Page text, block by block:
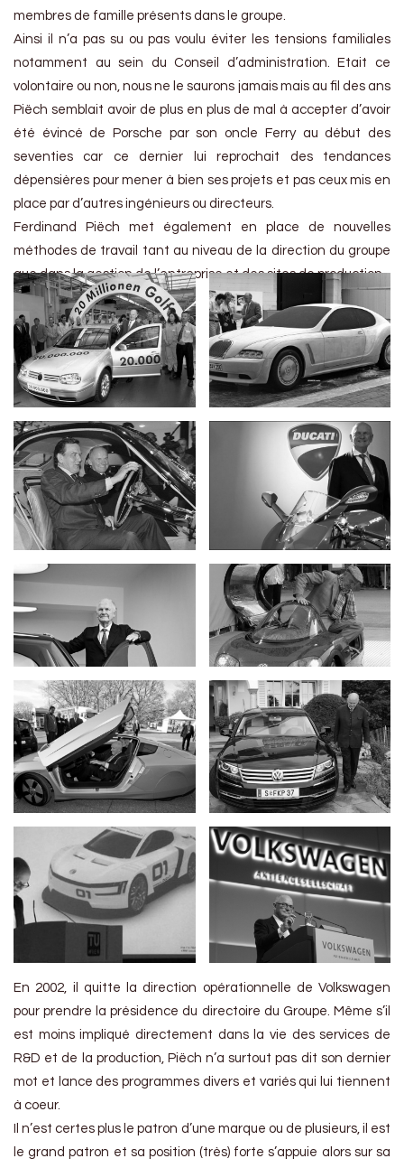
membres de famille présents dans le groupe.
Ainsi il n’a pas su ou pas voulu éviter les tensions familiales
notamment au sein du Conseil d’administration. Etait ce
volontaire ou non, nous ne le saurons jamais mais au fil des ans
Piëch semblait avoir de plus en plus de mal à accepter d’avoir
été évincé de Porsche par son oncle Ferry au début des
seventies car ce dernier lui reprochait des tendances
dépensières pour mener à bien ses projets et pas ceux mis en
place par d’autres ingénieurs ou directeurs.
Ferdinand Piëch met également en place de nouvelles
méthodes de travail tant au niveau de la direction du groupe
que dans la gestion de l’entreprise et des sites de production.
En 2002, il quitte la direction opérationnelle de Volkswagen
pour prendre la présidence du directoire du Groupe. Même s’il
est moins impliqué directement dans la vie des services de
R&D et de la production, Piëch n’a surtout pas dit son dernier
mot et lance des programmes divers et variés qui lui tiennent
à coeur.
Il n’est certes plus le patron d’une marque ou de plusieurs, il est
le grand patron et sa position (très) forte s’appuie alors sur sa